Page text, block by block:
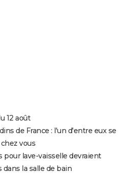
12 août
de France : l'un d'entre eux se
vous
pour lave-vaisselle devraient
la salle de bain